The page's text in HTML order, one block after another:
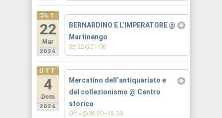
SET
22
Mar
2026
BERNARDINO E L’IMPERATORE@
Martinengo
Set 22@21:00
OTT
4
Dom
2026
Mercatino dell’antiquariato e
del collezionismo @ Centro
storico
Ott 4@08:00–18:30